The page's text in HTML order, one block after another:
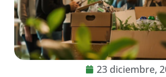
23 diciembre,